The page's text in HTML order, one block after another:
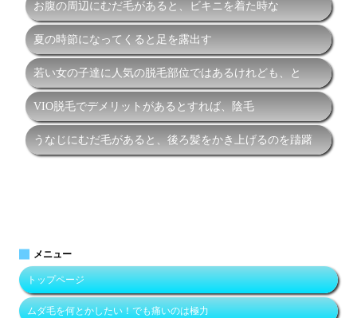
お腹の周辺にむだ毛があると、ビキニを着た時な
夏の時節になってくると足を露出す
若い女の子達に人気の脱毛部位ではあるけれども、と
VIO脱毛でデメリットがあるとすれば、陰毛
うなじにむだ毛があると、後ろ髪をかき上げるのを躊躇
メニュー
トップページ
ムダ毛を何とかしたい！でも痛いのは極力